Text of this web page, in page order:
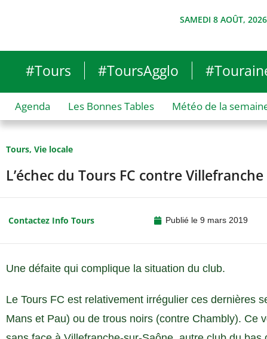
SAMEDI 8 AOÛT, 2026
#Tours #ToursAgglo
Agenda Les Bonnes Tables Météo de la
Tours, Vie locale
L’échec du Tours FC contre Villefranche
Contactez Info Tours Publié le 9 mars 2019
Une défaite qui complique la situation du club.
Le Tours FC est relativement irrégulier ces dernières
Mans et Pau) ou de trous noirs (contre Chambly). Ce